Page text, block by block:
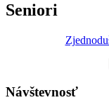
Seniori
Návštevnosť